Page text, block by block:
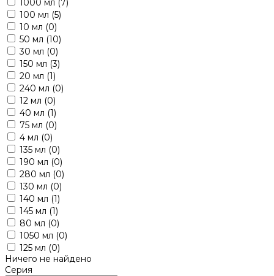
100 мл (5)
10 мл (0)
50 мл (10)
30 мл (0)
150 мл (3)
20 мл (1)
240 мл (0)
12 мл (0)
40 мл (1)
75 мл (0)
4 мл (0)
135 мл (0)
190 мл (0)
280 мл (0)
130 мл (0)
140 мл (1)
145 мл (1)
80 мл (0)
1050 мл (0)
125 мл (0)
Ничего не найдено
Серия